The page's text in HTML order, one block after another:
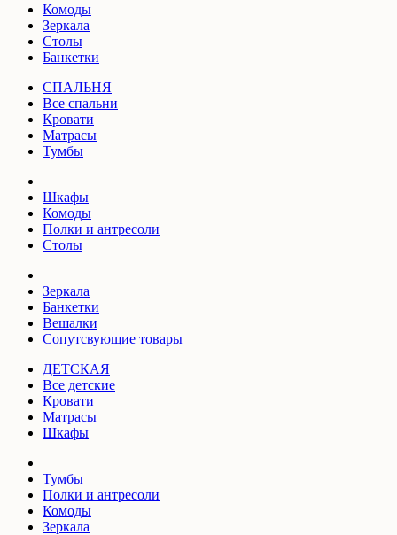
Комоды
Зеркала
Столы
Банкетки
СПАЛЬНЯ
Все спальни
Кровати
Матрасы
Тумбы
Шкафы
Комоды
Полки и антресоли
Столы
Зеркала
Банкетки
Вешалки
Сопутсвующие товары
ДЕТСКАЯ
Все детские
Кровати
Матрасы
Шкафы
Тумбы
Полки и антресоли
Комоды
Зеркала